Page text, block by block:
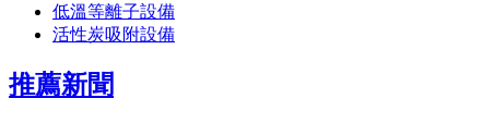
低溫等離子設備
活性炭吸附設備
推薦新聞